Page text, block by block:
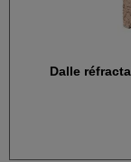
Dalle